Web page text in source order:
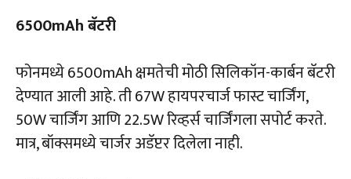
6500mAh बॅटरी
फोनमध्ये 6500mAh क्षमतेची मोठी सिलिकॉन-कार्बन बॅटरी
देण्यात आली आहे. ती 67W हायपरचार्ज फास्ट चार्जिंग,
50W चार्जिंग आणि 22.5W रिव्हर्स चार्जिंगला सपोर्ट करते.
मात्र, बॉक्समध्ये चार्जर अडॅप्टर दिलेला नाही.